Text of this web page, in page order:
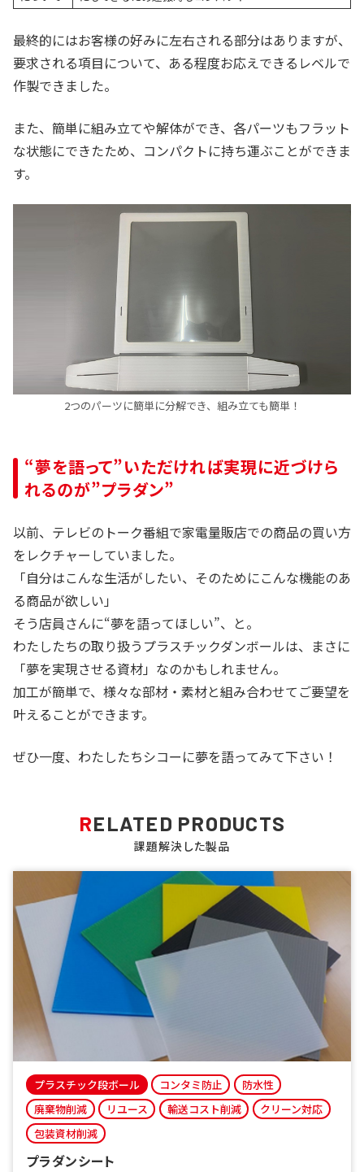
最終的にはお客様の好みに左右される部分はありますが、
要求される項目について、ある程度お応えできるレベルで
作製できました。
また、簡単に組み立てや解体ができ、各パーツもフラット
な状態にできたため、コンパクトに持ち運ぶことができま
す。
2つのパーツに簡単に分解でき、組み立ても簡単！
“夢を語って”いただければ実現に近づけら
れるのが”プラダン”
以前、テレビのトーク番組で家電量販店での商品の買い方
をレクチャーしていました。
「自分はこんな生活がしたい、そのためにこんな機能のあ
る商品が欲しい」
そう店員さんに“夢を語ってほしい”、と。
わたしたちの取り扱うプラスチックダンボールは、まさに
「夢を実現させる資材」なのかもしれません。
加工が簡単で、様々な部材・素材と組み合わせてご要望を
叶えることができます。
ぜひ一度、わたしたちシコーに夢を語ってみて下さい！
RELATED PRODUCTS
課題解決した製品
プラスチック段ボール コンタミ防止
防水性
廃棄物削減
リユース 輸送コスト削減
クリーン対応
包装資材削減
プラダンシート